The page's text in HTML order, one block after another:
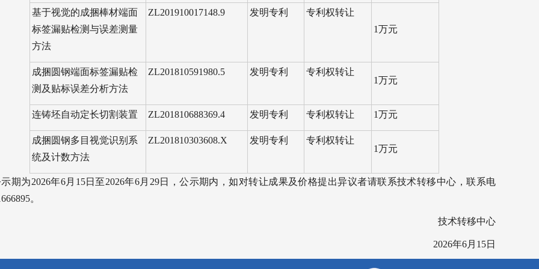
基于视觉的成捆棒材端面
标签漏贴检测与误差测量
方法
ZL201910017148.9 发明专利
专利权转让
1万元
成捆圆钢端面标签漏贴检
测及贴标误差分析方法
ZL201810591980.5 发明专利
专利权转让
1万元
连铸坯自动定长切割装置 ZL201810688369.4 发明专利 专利权转让 1万元
成捆圆钢多目视觉识别系
统及计数方法
ZL201810303608.X 发明专利
专利权转让
1万元
期为2026年6月15日至2026年6月29日，公示期内，如对转让成果及价格提出异议者请联系技术转移中心，联系电
。
技术转移中心
2026年6月15日